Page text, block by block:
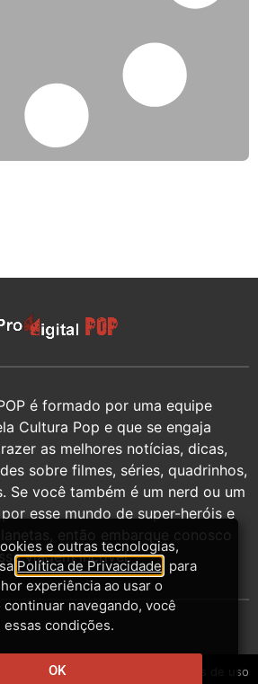
é formado por uma equipe
Cultura Pop e que se engaja
as melhores notícias, dicas,
sobre filmes, séries, quadrinhos,
Se você também é um nerd ou um
esse mundo de super-heróis e
então embarque conosco
viagem incrível.
Contato
Termos de uso
e outras tecnologias,
Política de Privacidade , para
experiência ao usar o
continuar navegando, você
condições.
OK